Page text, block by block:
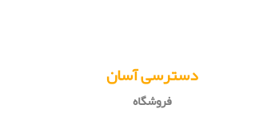
دسترسی آسان
فروشگاه